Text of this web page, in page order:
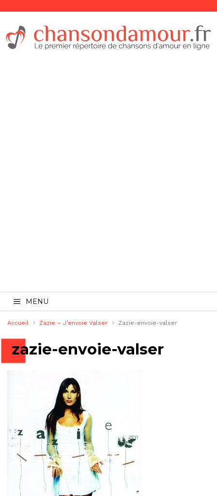
MENU
Accueil Zazie – J’envoie Valser Zazie-envoie-valser
zazie-envoie-valser